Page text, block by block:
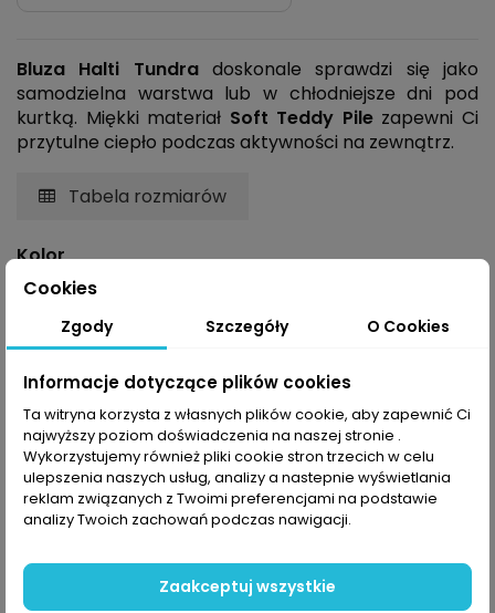
Bluza Halti Tundradoskonale sprawdzi się jako
samodzielna warstwa lub w chłodniejsze dni pod
kurtką. Miękki materiał Soft Teddy Pile zapewni Ci
przytulne ciepło podczas aktywności na zewnątrz.
Tabela rozmiarów
Kolor
Dodaj do koszyka
Cookies
Zgody Szczegóły O Cookies
Informacje dotyczące plików cookies
Ta witryna korzysta z własnych plików cookie, aby zapewnić Ci
najwyższy poziom doświadczenia na naszej stronie .
Wykorzystujemy również pliki cookie stron trzecich w celu
ulepszenia naszych usług, analizy a nastepnie wyświetlania
reklam związanych z Twoimi preferencjami na podstawie
analizy Twoich zachowań podczas nawigacji.
Zaakceptuj wszystkie